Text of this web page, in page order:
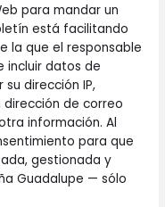
para mandar un
está facilitando
la que el responsable
incluir datos de
dirección IP,
de correo
información. Al
para que
gestionada y
Guadalupe — sólo